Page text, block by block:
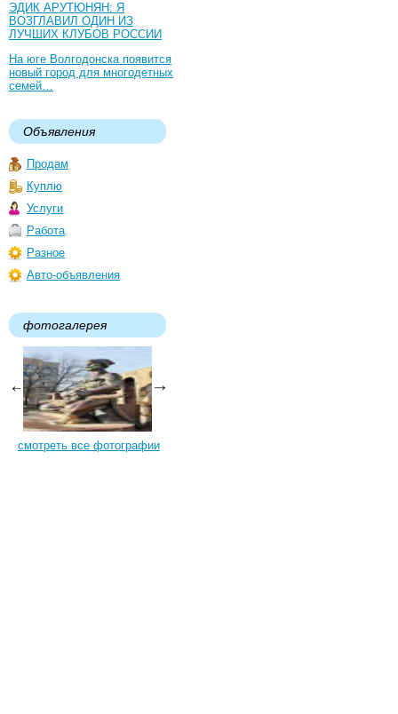
ЭДИК АРУТЮНЯН: Я
ВОЗГЛАВИЛ ОДИН ИЗ
ЛУЧШИХ КЛУБОВ РОССИИ
На юге Волгодонска появится
новый город для многодетных
семей…
Объявления
Продам
Куплю
Услуги
Работа
Разное
Авто-объявления
фотогалерея
смотреть все фотографии